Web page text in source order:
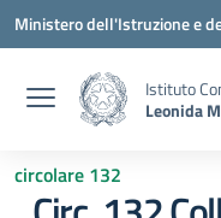
Vai ai contenuti
Vai al menu di navigazione
Vai al footer
Ministero dell'Istruzione e
Istituto
Leonida
circolare 132